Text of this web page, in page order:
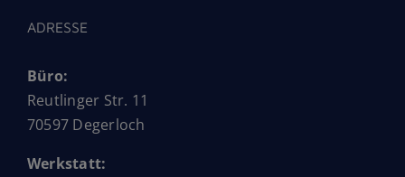
ADRESSE
Büro:
Reutlinger Str. 11
70597 Degerloch
Werkstatt: